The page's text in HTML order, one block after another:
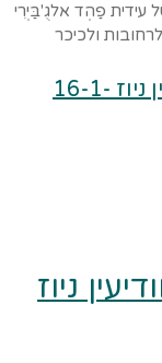
עידית פַהְד אלגֻ'בַּיְרִי
ולכיכר
ניוז